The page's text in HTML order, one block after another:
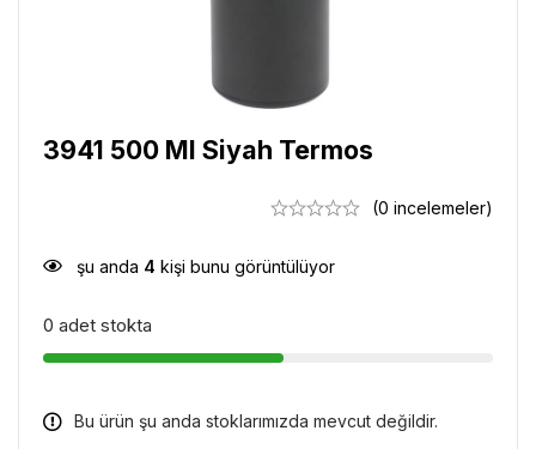
3941 500 Ml Siyah Termos
(0 incelemeler)
şu anda 4 kişi bunu görüntülüyor
0 adet stokta
Bu ürün şu anda stoklarımızda mevcut değildir.